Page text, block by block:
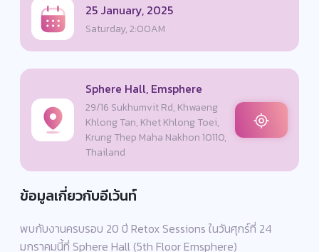
25 January, 2025
Saturday, 2:00AM
Sphere Hall, Emsphere
29/16 Sukhumvit Rd, Khwaeng
Khlong Tan, Khet Khlong Toei,
Krung Thep Maha Nakhon 10110,
Thailand
ข้อมูลเกี่ยวกับอีเว้นท์
พบกับงานครบรอบ 20 ปี Retox Sessions ในวันศุกร์ที่ 24
มกราคมนี้ที่ Sphere Hall (5th Floor Emsphere)